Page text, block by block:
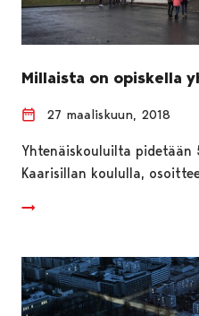
Millaista on opiskella
27 maaliskuun, 2018
Yhtenäiskouluilta pidetään
Kaarisillan koululla,